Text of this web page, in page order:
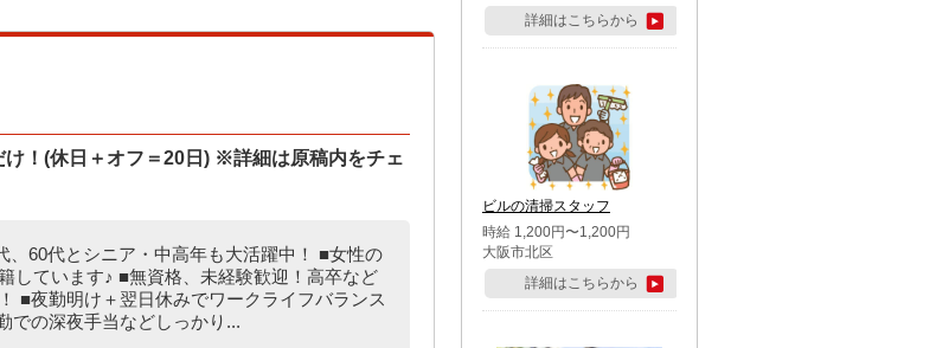
け！(休日＋オフ＝20日) ※詳細は原稿内をチェ
、60代とシニア・中高年も大活躍中！ ■女性の
しています♪ ■無資格、未経験歓迎！高卒など
■夜勤明け＋翌日休みでワークライフバランス
での深夜手当などしっかり...
林市・藤岡市・大泉町・さい
たま市北区・川越市・熊谷
市・行田市・秩父市・所沢
市・鶴ケ島市・千葉市中央
区・市川市・松戸市・習志野
市・柏市・流山市・八千代
市・足立区・江戸川区・八王
子市・町田市
詳細はこちらから
ビルの清掃スタッフ
時給 1,200円〜1,200円
大阪市北区
詳細はこちらから